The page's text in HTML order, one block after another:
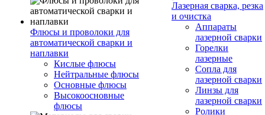
Флюсы и проволоки для
автоматической сварки и
наплавки
Кислые флюсы
Нейтральные флюсы
Основные флюсы
Высокоосновные
флюсы
Лазерная сварка, резка
и очистка
Аппараты
лазерной сварки
Горелки
лазерные
Сопла для
лазерной сварки
Линзы для
лазерной сварки
Ролики